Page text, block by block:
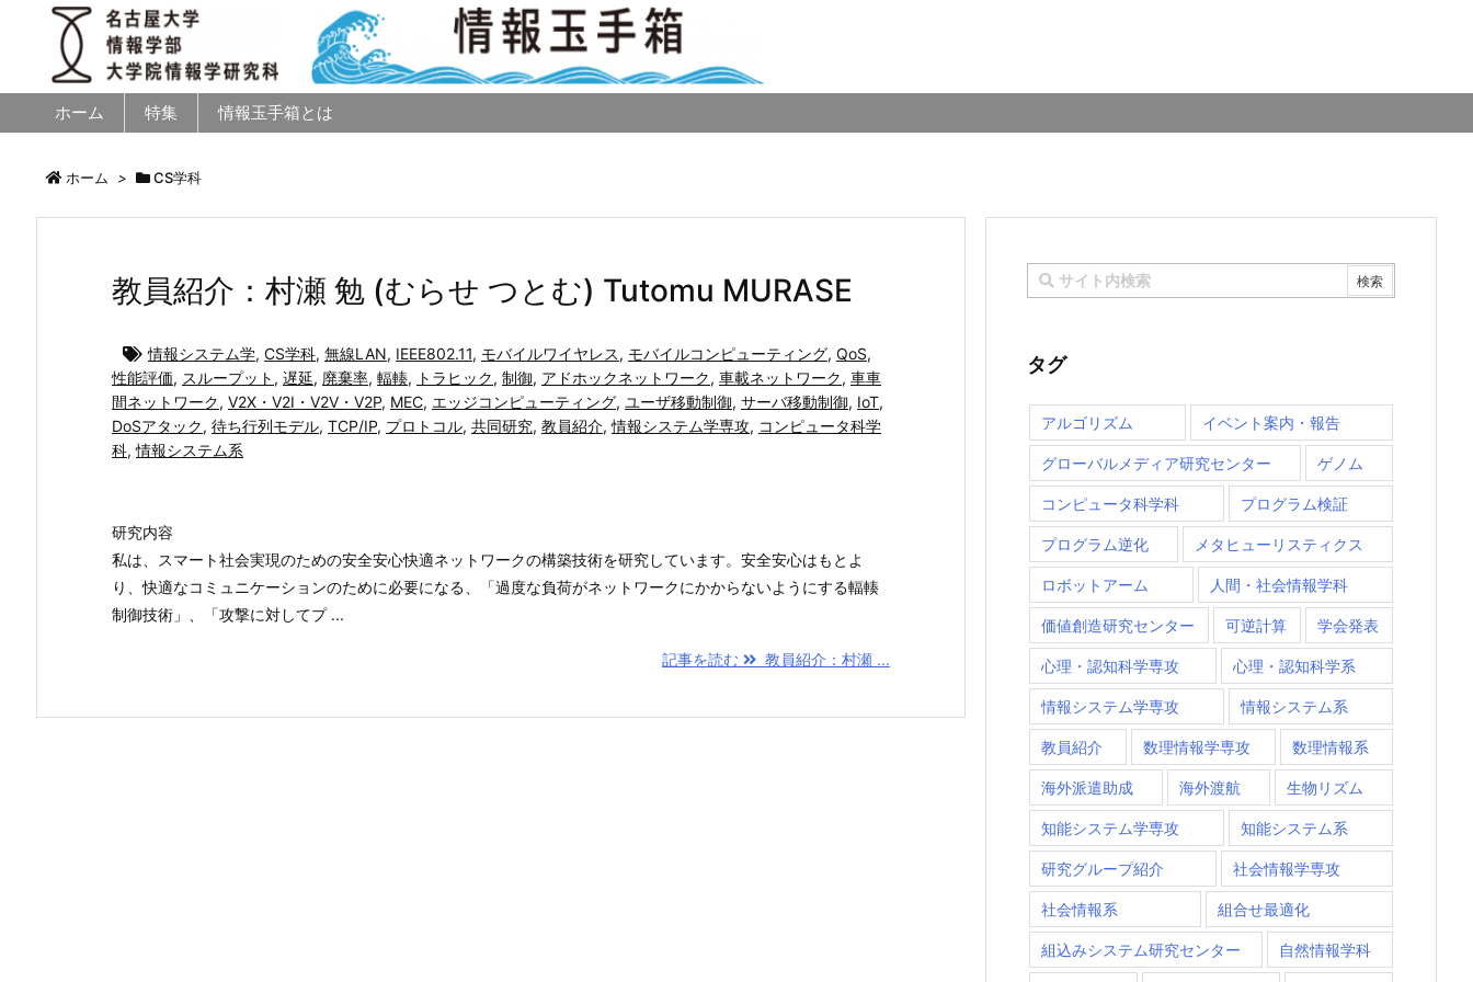
ホーム 特集 情報玉手箱とは
ホーム > CS学科
教員紹介：村瀬 勉 (むらせ つとむ) Tutomu MURASE
情報システム学, CS学科, 無線LAN, IEEE802.11, モバイルワイヤレス, モバイルコンピューティング, QoS,
性能評価, スループット , 遅延, 廃棄率, 輻輳, トラヒック, 制御, アドホックネットワーク, 車載ネットワーク, 車車
間ネットワーク, V2X・V2I・V2V・V2P, MEC, エッジコンピューティング, ユーザ移動制御, サーバ移動制御, IoT,
DoSアタック, 待ち行列モデル, TCP/IP, プロトコル, 共同研究, 教員紹介,情報システム学専攻, コンピュータ科学
科,情報システム系
研究内容
私は、スマート社会実現のための安全安心快適ネットワークの構築技術を研究しています。安全安心はもとよ
り、快適なコミュニケーションのために必要になる、「過度な負荷がネットワークにかからないようにする輻輳
制御技術」、「攻撃に対してプ ...
記事を読む 教員紹介：村瀬 ...
タグ
アルゴリズム イベント案内・報告
グローバルメディア研究センター ゲノム
コンピュータ科学科 プログラム検証
プログラム逆化 メタヒューリスティクス
ロボットアーム 人間・社会情報学科
価値創造研究センター 可逆計算 学会発表
心理・認知科学専攻 心理・認知科学系
情報システム学専攻 情報システム系
教員紹介 数理情報学専攻 数理情報系
海外派遣助成 海外渡航 生物リズム
知能システム学専攻 知能システム系
研究グループ紹介 社会情報学専攻
社会情報系 組合せ最適化
組込みシステム研究センター 自然情報学科